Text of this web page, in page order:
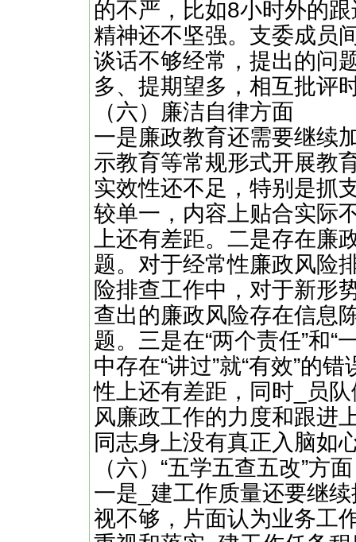
的不严，比如8小时外的
精神还不坚强。支委成员
谈话不够经常，提出的问
多、提期望多，相互批评
（六）廉洁自律方面
一是廉政教育还需要继续
示教育等常规形式开展教
实效性还不足，特别是抓
较单一，内容上贴合实际
上还有差距。二是存在廉
题。对于经常性廉政风险
险排查工作中，对于新形
查出的廉政风险存在信息
题。三是在“两个责任”和“
中存在“讲过”就“有效”的
性上还有差距，同时_员
风廉政工作的力度和跟进
同志身上没有真正入脑如
（六）“五学五查五改”方面
一是_建工作质量还要继
视不够，片面认为业务工